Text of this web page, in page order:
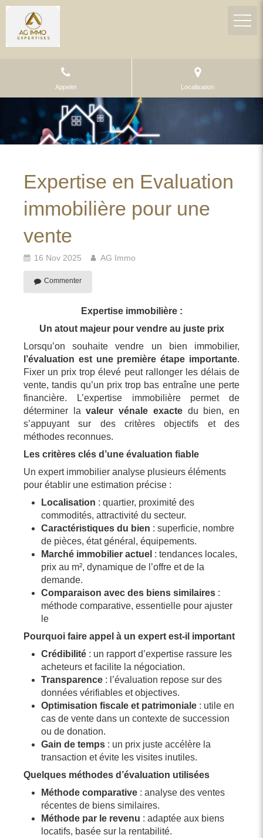
Appeler Localisation
Expertise en Evaluation
immobilière pour une
vente
16 Nov 2025 AG Immo
Commenter
Expertise immobilière :
Un atout majeur pour vendre au juste prix
Lorsqu’on souhaite vendre un bien immobilier,
l’évaluation est une première étape importante.
Fixer un prix trop élevé peut rallonger les délais de
vente, tandis qu’un prix trop bas entraîne une perte
financière. L’expertise immobilière permet de
déterminer lavaleur vénale exactedu bien, en
s’appuyant sur des critères objectifs et des
méthodes reconnues.
Les critères clés d’une évaluation fiable
Un expert immobilier analyse plusieurs éléments
pour établir une estimation précise :
Localisation : quartier, proximité des
commodités, attractivité du secteur.
Caractéristiques du bien : superficie, nombre
de pièces, état général, équipements.
Marché immobilier actuel : tendances locales,
prix au m², dynamique de l’offre et de la
demande.
Comparaison avec des biens similaires :
méthode comparative, essentielle pour ajuster
le
Pourquoi faire appel à un expert est-il important
Crédibilité : un rapport d’expertise rassure les
acheteurs et facilite la négociation.
Transparence : l’évaluation repose sur des
données vérifiables et objectives.
Optimisation fiscale et patrimoniale : utile en
cas de vente dans un contexte de succession
ou de donation.
Gain de temps : un prix juste accélère la
transaction et évite les visites inutiles.
Quelques méthodes d’évaluation utilisées
Méthode comparative : analyse des ventes
récentes de biens similaires.
Méthode par le revenu : adaptée aux biens
locatifs, basée sur la rentabilité.